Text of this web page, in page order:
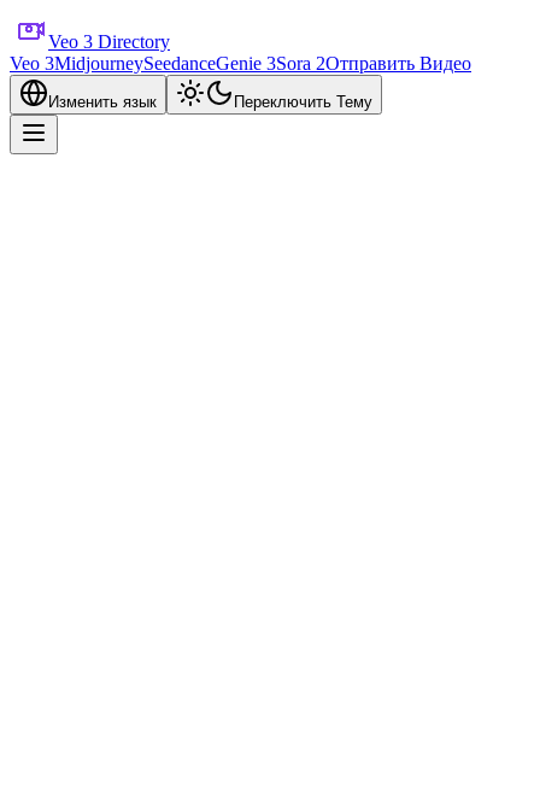
Veo 3 Directory
Veo 3MidjourneySeedanceGenie 3Sora 2Отправить Видео
Изменить язык Переключить Тему